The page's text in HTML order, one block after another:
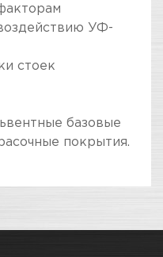
УФ-
стоек
базовые
покрытия.